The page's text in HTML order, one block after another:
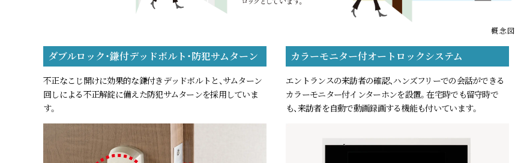
概念図
ダブルロック・鎌付デッドボルト・防犯サムターン
不正なこじ開けに効果的な鎌付きデッドボルトと、サムターン
回しによる不正解錠に備えた防犯サムターンを採用していま
す。
カラーモニター付オートロックシステム
エントランスの来訪者の確認、ハンズフリーでの会話ができる
カラーモニター付インターホンを設置。在宅時でも留守時で
も、来訪者を自動で動画録画する機能も付いています。